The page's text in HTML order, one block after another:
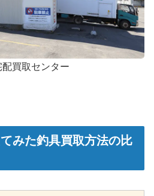
TW HD 1520SHL
（2026/05/31
33,000円
2026/05/02
TW HD 1520XHL
（2026/05/31
25,500円
2026/05/02
（2026/05/31
2026/05/02
フックリビー
51,000円
買取センター
みた釣具買取方法の比